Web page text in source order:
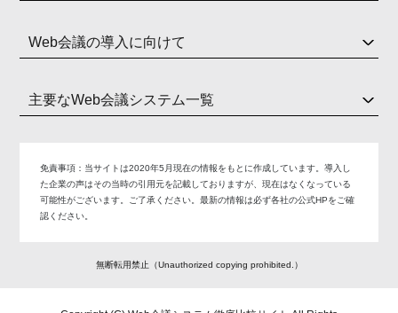
Web会議の導入に向けて
主要なWeb会議システム一覧
免責事項： 当サイトは2020年5月現在の情報をもとに作成しています。導入し
た企業の声はその当時の引用元を記載しておりますが、現在はなくなっている
可能性がございます。ご了承ください。最新の情報は必ず各社の公式HPをご確
認ください。
無断転用禁止（Unauthorized copying prohibited.）